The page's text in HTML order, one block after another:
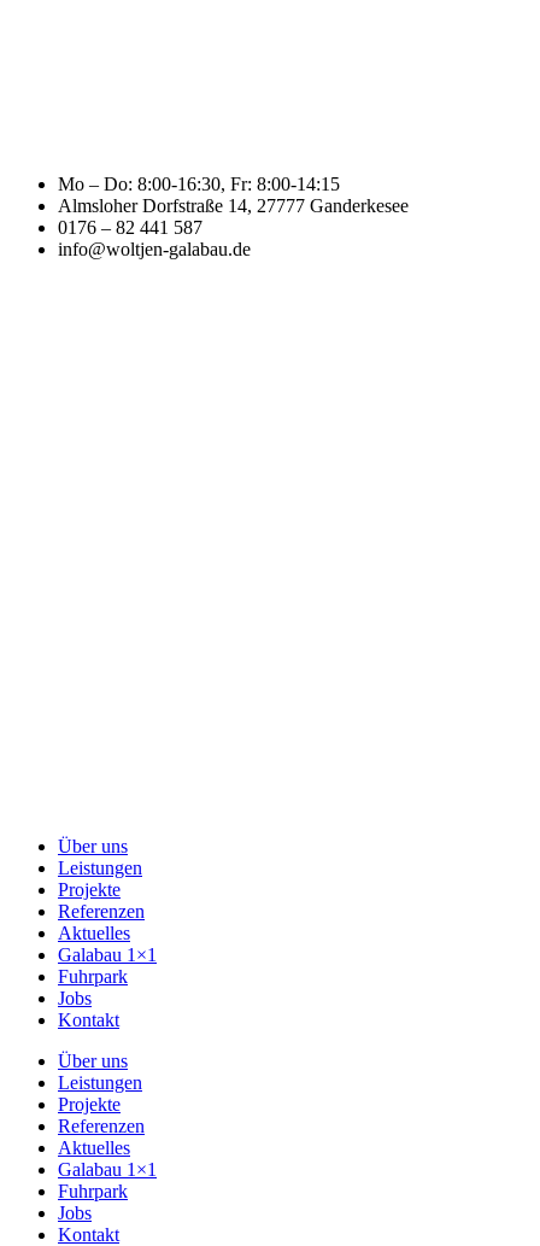
Mo – Do: 8:00-16:30, Fr: 8:00-14:15
Almsloher Dorfstraße 14, 27777 Ganderkesee
0176 – 82 441 587
info@woltjen-galabau.de
Über uns
Leistungen
Projekte
Referenzen
Aktuelles
Galabau 1×1
Fuhrpark
Jobs
Kontakt
Über uns
Leistungen
Projekte
Referenzen
Aktuelles
Galabau 1×1
Fuhrpark
Jobs
Kontakt